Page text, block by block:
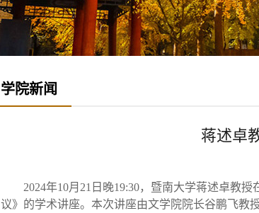
学院新闻
蒋述卓
2024年10月21日晚19:30，暨南大学蒋述卓教
议》的学术讲座。本次讲座由文学院院长谷鹏飞教